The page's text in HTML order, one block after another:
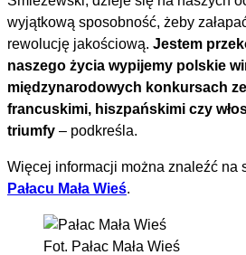
wyjątkową sposobność, żeby
rewolucję jakościową. Jestem
naszego życia wypijemy polskie
międzynarodowych konkursach
francuskimi, hiszpańskimi czy
triumfy – podkreśla.
Więcej informacji można znaleźć na
Pałacu Mała Wieś.
Fot. Pałac Mała Wieś